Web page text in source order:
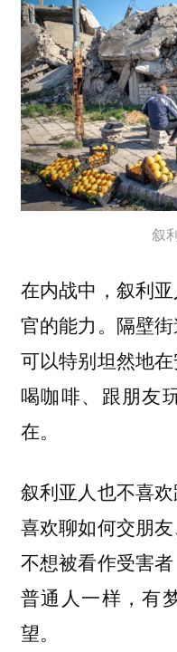
叙
在内战中，叙利
官的能力。隔壁
可以特别坦然地在
喝咖啡、跟朋友
在。
叙利亚人也不喜
喜欢聊如何交朋
不想被看作受害
普通人一样，有
望。